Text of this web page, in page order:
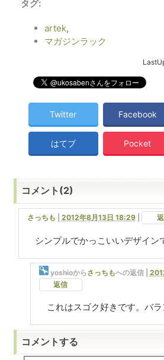
タグ:
artek,
マガジンラック
Twitter Facebook
はてブ Pocket
コメント(2)
さっちも 2012年8月13日 18:29|
シンプルでかっこいいデザイン
yoshioからさっちもへの返信 |
返信
これはスゴク好きです。バラ
コメントする